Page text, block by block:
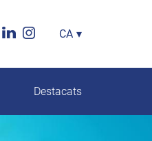
Select
CA ▾
Destacats